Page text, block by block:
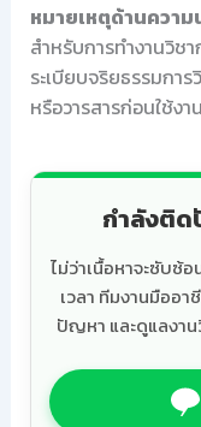
หมายเหตุด้านความ
สำหรับการทำงานวิช
ระเบียบจริยธรรมก
หรือวารสารก่อนใช้งา
กำลังติด
ไม่ว่าเนื้อหาจะซับซ้
เวลา ทีมงานมืออ
ปัญหา และดูแลงา